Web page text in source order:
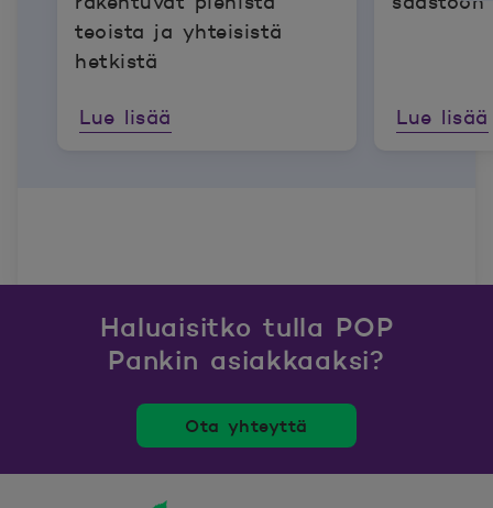
teoista ja yhteisistä
hetkistä
Lue lisää Lue lisää
Haluaisitko tulla POP
Pankin asiakkaaksi?
Ota yhteyttä